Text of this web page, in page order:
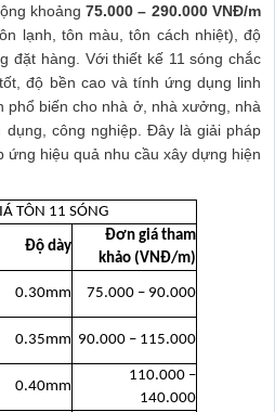
khoảng75.000 – 290.000 VNĐ/m
lạnh, tôn màu, tôn cách nhiệt), độ
đặt hàng. Với thiết kế 11 sóng chắc
độ bền cao và tính ứng dụng linh
phổ biến cho nhà ở, nhà xưởng, nhà
công nghiệp. Đây là giải pháp
ứng hiệu quả nhu cầu xây dựng hiện
TÔN 11 SÓNG
Độ dày
Đơn giá tham
khảo (VNĐ/m)
0.30mm 75.000 – 90.000
0.35mm 90.000 – 115.000
0.40mm
110.000 –
140.000